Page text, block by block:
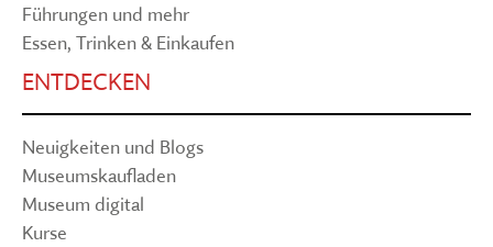
Führungen und mehr
Essen, Trinken & Einkaufen
ENTDECKEN
Neuigkeiten und Blogs
Museumskaufladen
Museum digital
Kurse